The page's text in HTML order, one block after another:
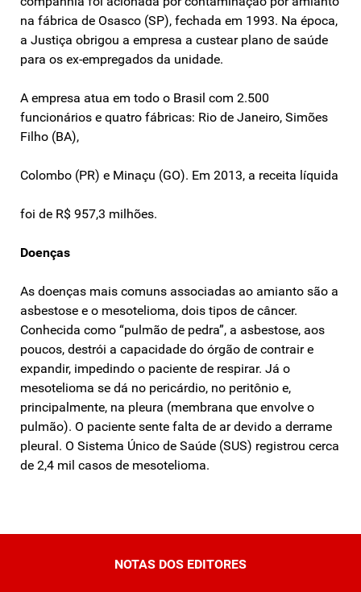
na fábrica de Osasco (SP), fechada em 1993. Na época,
a Justiça obrigou a empresa a custear plano de saúde
para os ex-empregados da unidade.
A empresa atua em todo o Brasil com 2.500
funcionários e quatro fábricas: Rio de Janeiro, Simões
Filho (BA),
Colombo (PR) e Minaçu (GO). Em 2013, a receita líquida
foi de R$ 957,3 milhões.
Doenças
As doenças mais comuns associadas ao amianto são a
asbestose e o mesotelioma, dois tipos de câncer.
Conhecida como “pulmão de pedra”, a asbestose, aos
poucos, destrói a capacidade do órgão de contrair e
expandir, impedindo o paciente de respirar. Já o
mesotelioma se dá no pericárdio, no peritônio e,
principalmente, na pleura (membrana que envolve o
pulmão). O paciente sente falta de ar devido a derrame
pleural. O Sistema Único de Saúde (SUS) registrou cerca
de 2,4 mil casos de mesotelioma.
NOTAS DOS EDITORES